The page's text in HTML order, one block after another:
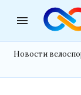
menu
Новости